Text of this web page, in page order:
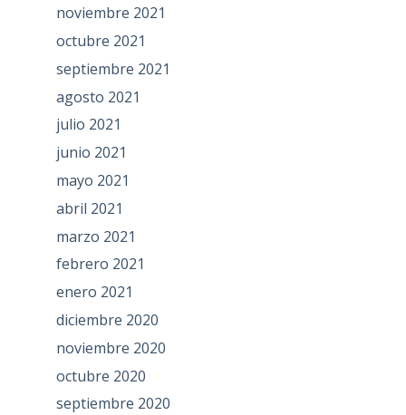
noviembre 2021
octubre 2021
septiembre 2021
agosto 2021
julio 2021
junio 2021
mayo 2021
abril 2021
marzo 2021
febrero 2021
enero 2021
diciembre 2020
noviembre 2020
octubre 2020
septiembre 2020